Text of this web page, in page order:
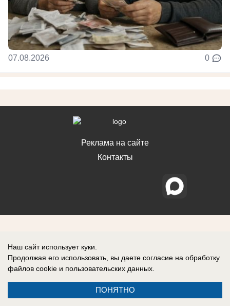
07.08.2026 0
Реклама на сайте
Контакты
Наш сайт использует куки.
Продолжая его использовать, вы даете согласие на обработку
файлов cookie и пользовательских данных.
ПОНЯТНО